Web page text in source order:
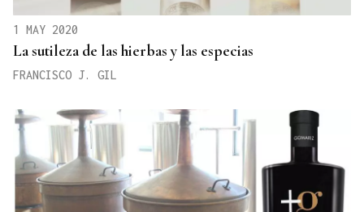
1 MAY 2020
La sutileza de las hierbas y las especias
FRANCISCO J. GIL